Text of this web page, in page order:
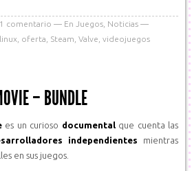
1 comentario En Juegos Noticias
oferta Steam Valve videojuegos
– BUNDLE
es un curioso documentalque cuenta las
independientes mientras
en sus juegos.